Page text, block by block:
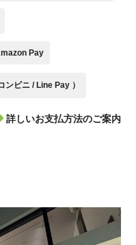
Pay
ンビニ / Line Pay ）
詳しいお支払方法のご案内